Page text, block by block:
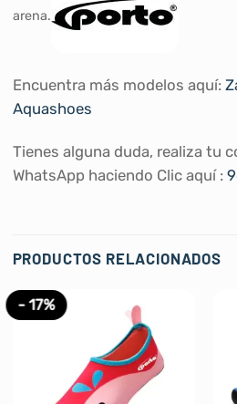
arena.
Encuentra más modelos aquí:
Aquashoes
Tienes alguna duda, realiza tu
WhatsApp haciendo Clic aquí :
PRODUCTOS RELACIONADOS
- 17%